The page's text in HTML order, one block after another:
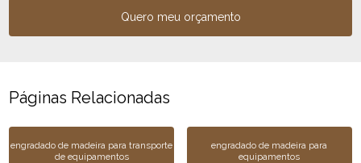
Quero meu orçamento
Páginas Relacionadas
engradado de madeira para transporte
de equipamentos
engradado de madeira para
equipamentos